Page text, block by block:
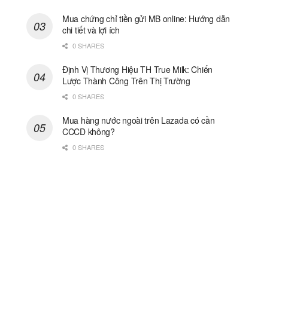
Mua chứng chỉ tiền gửi MB online: Hướng dẫn
chi tiết và lợi ích
0 SHARES
Định Vị Thương Hiệu TH True Milk: Chiến
Lược Thành Công Trên Thị Trường
0 SHARES
Mua hàng nước ngoài trên Lazada có cần
CCCD không?
0 SHARES